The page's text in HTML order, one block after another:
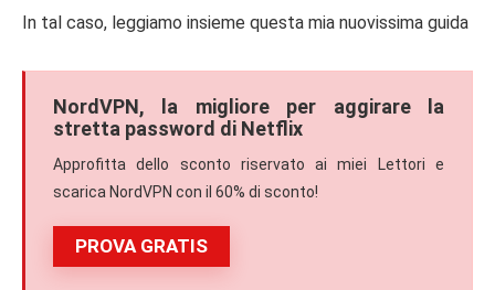
In tal caso, leggiamo insieme questa mia nuovissima guida
PROVA GRATIS
NordVPN, la migliore per aggirare la
stretta password di Netflix
Approfitta dello sconto riservato ai miei Lettori e
scarica NordVPN con il 60% di sconto!